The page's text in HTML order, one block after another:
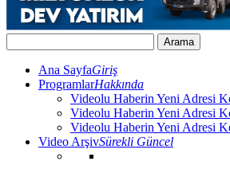
Ana SayfaGiriş
ProgramlarHakkında
Videolu Haberin Yeni Adresi
Videolu Haberin Yeni Adresi
Videolu Haberin Yeni Adresi
Video ArşivSürekli Güncel